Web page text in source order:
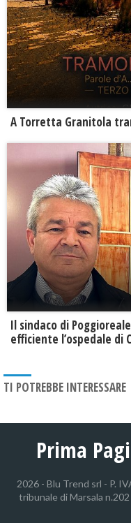
​A Torretta Granitola
Il sindaco di
efficiente l’ospedale di
TI POTREBBE INTERESSARE
Prima
2026 - Blu Trend srl - P.
tribunale di Marsala